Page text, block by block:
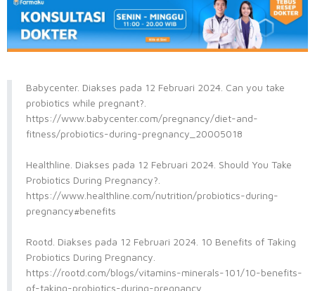
Babycenter. Diakses pada 12 Februari 2024. Can you take
probiotics while pregnant?.
https://www.babycenter.com/pregnancy/diet-and-
fitness/probiotics-during-pregnancy_20005018
Healthline. Diakses pada 12 Februari 2024. Should You Take
Probiotics During Pregnancy?.
https://www.healthline.com/nutrition/probiotics-during-
pregnancy#benefits
Rootd. Diakses pada 12 Februari 2024. 10 Benefits of Taking
Probiotics During Pregnancy.
https://rootd.com/blogs/vitamins-minerals-101/10-benefits-
of-taking-probiotics-during-pregnancy